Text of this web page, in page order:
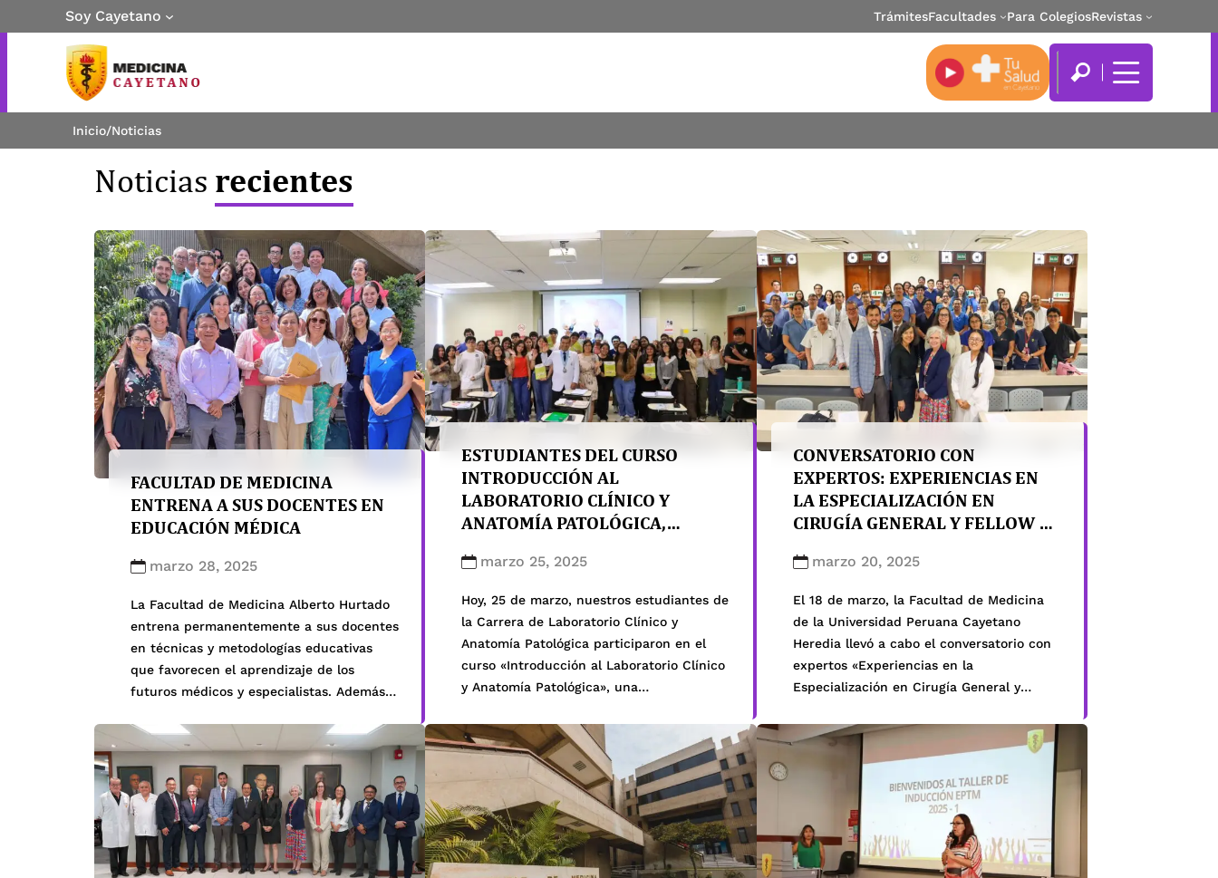
Soy Cayetano TrámitesFacultades Para ColegiosRevistas
Inicio/Noticias
Noticias recientes
FACULTAD DE MEDICINA
ENTRENA A SUS DOCENTES EN
EDUCACIÓN MÉDICA
marzo 28, 2025
La Facultad de Medicina Alberto Hurtado
entrena permanentemente a sus docentes
en técnicas y metodologías educativas
que favorecen el aprendizaje de los
futuros médicos y especialistas. Además
universidad para todos los docentes, la
facultad ofrece durante todo el año
cursos que dicta su Unidad de Educación
Médica (UEM), conformada […]
ESTUDIANTES DEL CURSO
INTRODUCCIÓN AL
LABORATORIO CLÍNICO Y
ANATOMÍA PATOLÓGICA,
ESPECIAL
marzo 25, 2025
Hoy, 25 de marzo, nuestros estudiantes de
la Carrera de Laboratorio Clínico y
Anatomía Patológica participaron en el
curso «Introducción al Laboratorio Clínico
y Anatomía Patológica», una
Carlos Alberto Ortega Tumay, Secretario
del Exterior del Consejo Nacional del
Colegio de Tecnólogos Médicos del Perú.
Durante la sesión, el Mg. […]
CONVERSATORIO CON
EXPERTOS: EXPERIENCIAS EN
LA ESPECIALIZACIÓN EN
CIRUGÍA GENERAL Y FELLOW EN
marzo 20, 2025
El 18 de marzo, la Facultad de Medicina
de la Universidad Peruana Cayetano
Heredia llevó a cabo el conversatorio con
expertos «Experiencias en la
Especialización en Cirugía General y
que reunió a destacados especialistas de
la American Society of Colon and Rectal
Surgeons (ASCRS). Durante la jornada, los
expertos […]